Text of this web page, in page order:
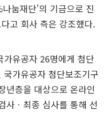
눔재단'의 기금으로 진
고 회사 측은 강조했다.
유공자 26명에게 첨단
가유공자 첨단보조기구
년층을 대상으로 온라인
사ㆍ최종 심사를 통해 선